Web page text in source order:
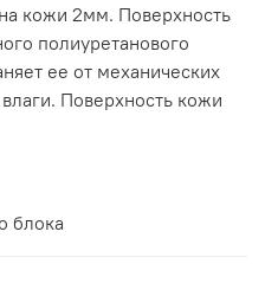
кожи 2мм. Поверхность
полиуретанового
ее от механических
Поверхность кожи
блока